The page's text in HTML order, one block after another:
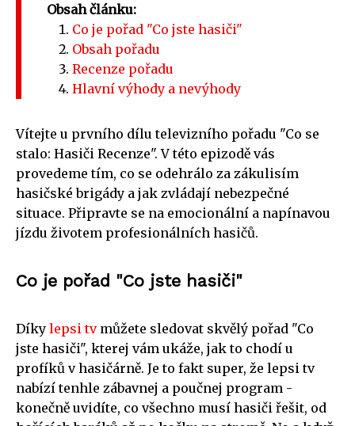
Obsah článku:
Co je pořad "Co jste hasiči"
Obsah pořadu
Recenze pořadu
Hlavní výhody a nevýhody
Vítejte u prvního dílu televizního pořadu "Co se
stalo: Hasiči Recenze". V této epizodě vás
provedeme tím, co se odehrálo za zákulisím
hasičské brigády a jak zvládají nebezpečné
situace. Připravte se na emocionální a napínavou
jízdu životem profesionálních hasičů.
Co je pořad "Co jste hasiči"
Díky lepsi tvmůžete sledovat skvělý pořad "Co
jste hasiči", kterej vám ukáže, jak to chodí u
profíků v hasičárně. Je to fakt super, že lepsi tv
nabízí tenhle zábavnej a poučnej program -
konečně uvidíte, co všechno musí hasiči řešit, od